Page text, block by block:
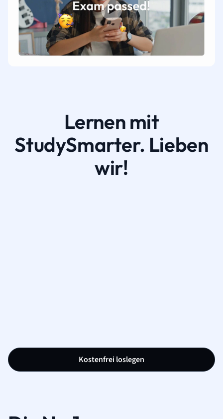
Lernen mit
StudySmarter. Lieben
wir!
Kostenfrei loslegen